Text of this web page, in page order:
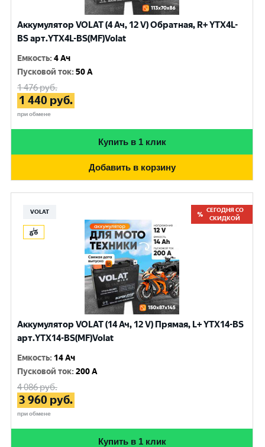
Аккумулятор VOLAT (4 Ач, 12 V) Обратная, R+ YTX4L-
BS арт.YTX4L-BS(MF)Volat
Емкость:4 Ач
Пусковой ток:50 A
1 476руб.
1 440 руб.
при обмене
Купить в 1 клик
Добавить в корзину
VOLAT
СЕГОДНЯ СО
СКИДКОЙ
Аккумулятор VOLAT (14 Ач, 12 V) Прямая, L+ YTX14-BS
арт.YTX14-BS(MF)Volat
Емкость: 14 Ач
Пусковой ток:200 A
4 086руб.
3 960 руб.
при обмене
Купить в 1 клик